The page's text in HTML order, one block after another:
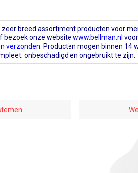
breed assortiment producten voor
bezoek onze website www.bellman.nl
verzonden Producten mogen binnen 14
onbeschadigd en ongebruikt te zijn.